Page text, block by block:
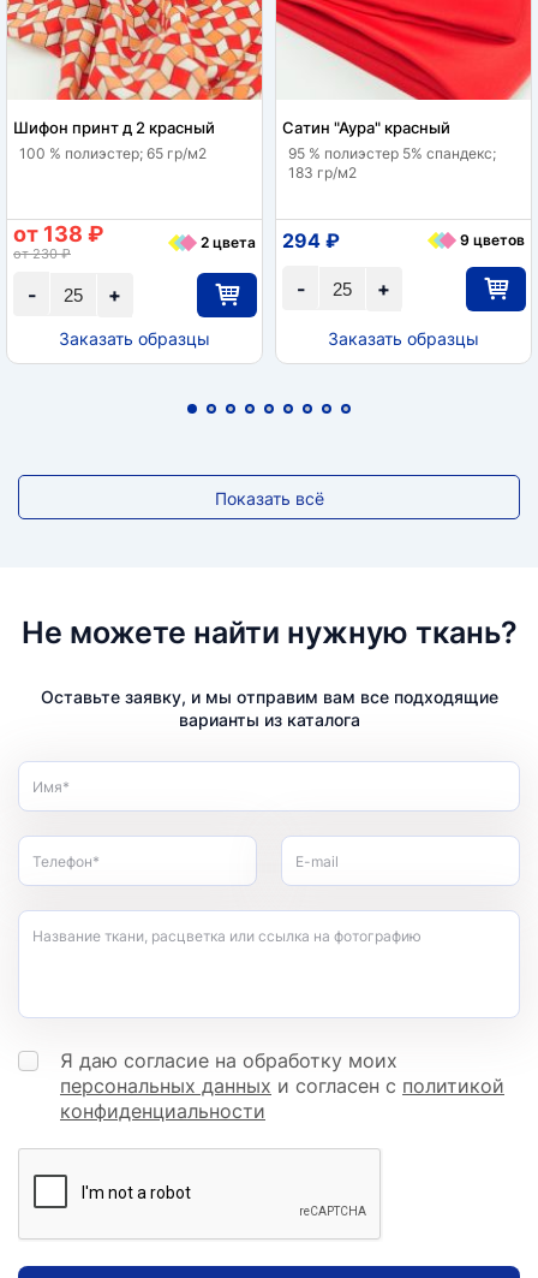
Шифон принт д 2 красный
100 % полиэстер; 65 гр/м2
+
-
от 138 ₽
от 230 ₽
2 цвета
Заказать образцы
Сатин "Аура" красный
95 % полиэстер 5% спандекс;
183 гр/м2
+
-
294 ₽ 9 цветов
Заказать образцы
Показать всё
Не можете найти нужную ткань?
Оставьте заявку, и мы отправим вам все подходящие
варианты из каталога
Имя*
Телефон* E-mail
Название ткани, расцветка или ссылка на фотографию
Я даю согласие на обработку моих
персональных данных и согласен с политикой
конфиденциальности